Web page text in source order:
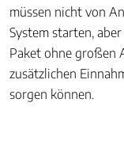
müssen nicht von
System starten,
Paket ohne großen
zusätzlichen
sorgen können.